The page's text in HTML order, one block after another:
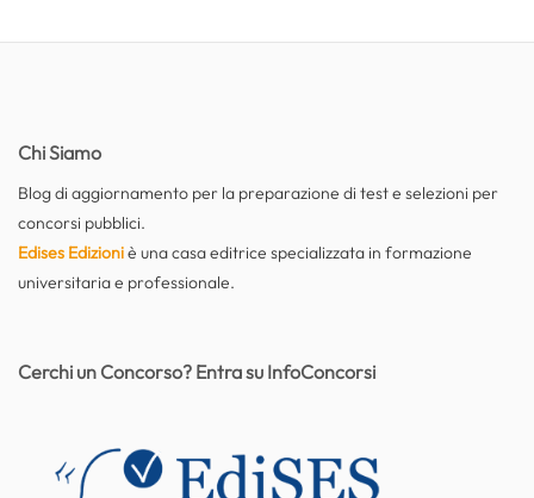
Chi Siamo
Blog di aggiornamento per la preparazione di test e selezioni per
concorsi pubblici.
Edises Edizioniè una casa editrice specializzata in formazione
universitaria e professionale.
Cerchi un Concorso? Entra su InfoConcorsi